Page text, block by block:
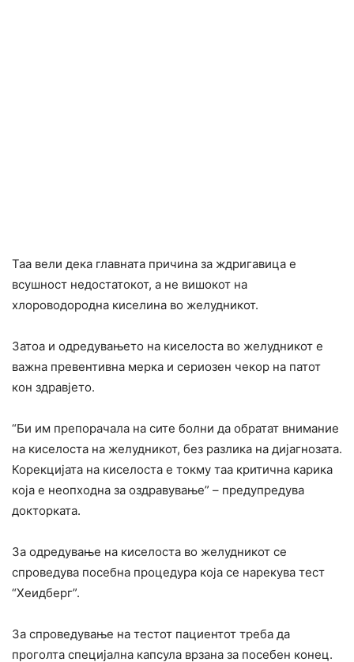
Таа вели дека главната причина за ждригавица е
всушност недостатокот, а не вишокот на
хлороводородна киселина во желудникот.
Затоа и одредувањето на киселоста во желудникот е
важна превентивна мерка и сериозен чекор на патот
кон здравјето.
“Би им препорачала на сите болни да обратат внимание
на киселоста на желудникот, без разлика на дијагнозата.
Корекцијата на киселоста е токму таа критична карика
која е неопходна за оздравување” – предупредува
докторката.
За одредување на киселоста во желудникот се
спроведува посебна процедура која се нарекува тест
“Хеидберг”.
За спроведување на тестот пациентот треба да
проголта специјална капсула врзана за посебен конец.